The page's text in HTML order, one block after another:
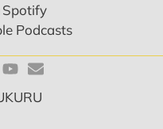
Spotify
Podcasts